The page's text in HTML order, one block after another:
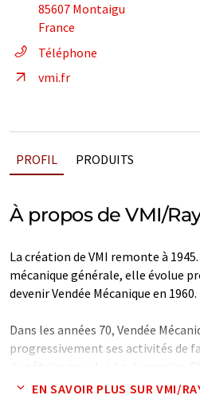
85607 Montaigu
France
Téléphone
vmi.fr
PROFIL PRODUITS
À propos de VMI/
La création de VMI remonte à
mécanique générale, elle évolue
devenir Vendée Mécanique en 1960.
Dans les années 70, Vendée
progressivement ses activités de
l'entreprise rachète les marques
EN SAVOIR PLUS SUR VMI/